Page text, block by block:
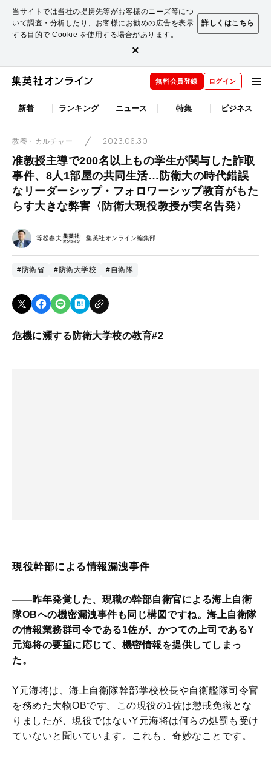
当サイトでは当社の提携先等がお客様のニーズ等につ
いて調査・分析したり、お客様にお勧めの広告を表示
する目的で Cookie を使用する場合があります。
詳しくはこちら
×
無料会員登録 ログイン
新着 ランキング ニュース 特集 ビジネス
教養・カルチャー 2023.06.30
准教授主導で200名以上もの学生が関与した詐取
事件、8人1部屋の共同生活…防衛大の時代錯誤
なリーダーシップ・フォロワーシップ教育がもた
らす大きな弊害〈防衛大現役教授が実名告発〉
等松春夫 集英社オンライン編集部
#防衛省 #防衛大学校 #自衛隊
危機に瀕する防衛大学校の教育#2
現役幹部による情報漏洩事件
――昨年発覚した、現職の幹部自衛官による海上自衛
隊OBへの機密漏洩事件も同じ構図ですね。海上自衛隊
の情報業務群司令である1佐が、かつての上司であるY
元海将の要望に応じて、機密情報を提供してしまっ
た。
Y元海将は、海上自衛隊幹部学校校長や自衛艦隊司令官
を務めた大物OBです。この現役の1佐は懲戒免職とな
りましたが、現役ではないY元海将は何らの処罰も受け
ていないと聞いています。これも、奇妙なことです。